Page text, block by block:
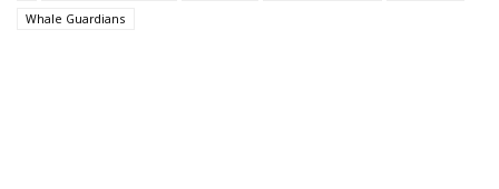
Whale Guardians